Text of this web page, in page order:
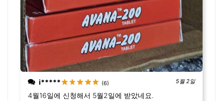
i***** (6) 5월 2일
4월16일에 신청해서 5월2일에 받았네요.